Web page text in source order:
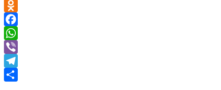
VK
Odnoklassniki
Facebook
WhatsApp
Viber
Telegram